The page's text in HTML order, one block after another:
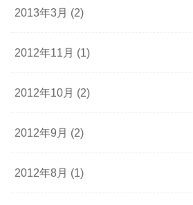
2013年3月 (2)
2012年11月 (1)
2012年10月 (2)
2012年9月 (2)
2012年8月 (1)